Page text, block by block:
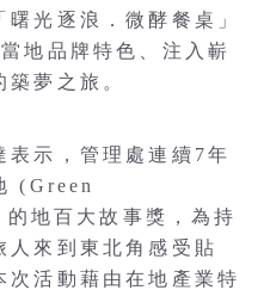
光逐浪．微酵餐桌」
地品牌特色、注入嶄
夢之旅。
表示，管理處連續7年
(Green
地百大故事獎，為持
人來到東北角感受貼
次活動藉由在地產業特